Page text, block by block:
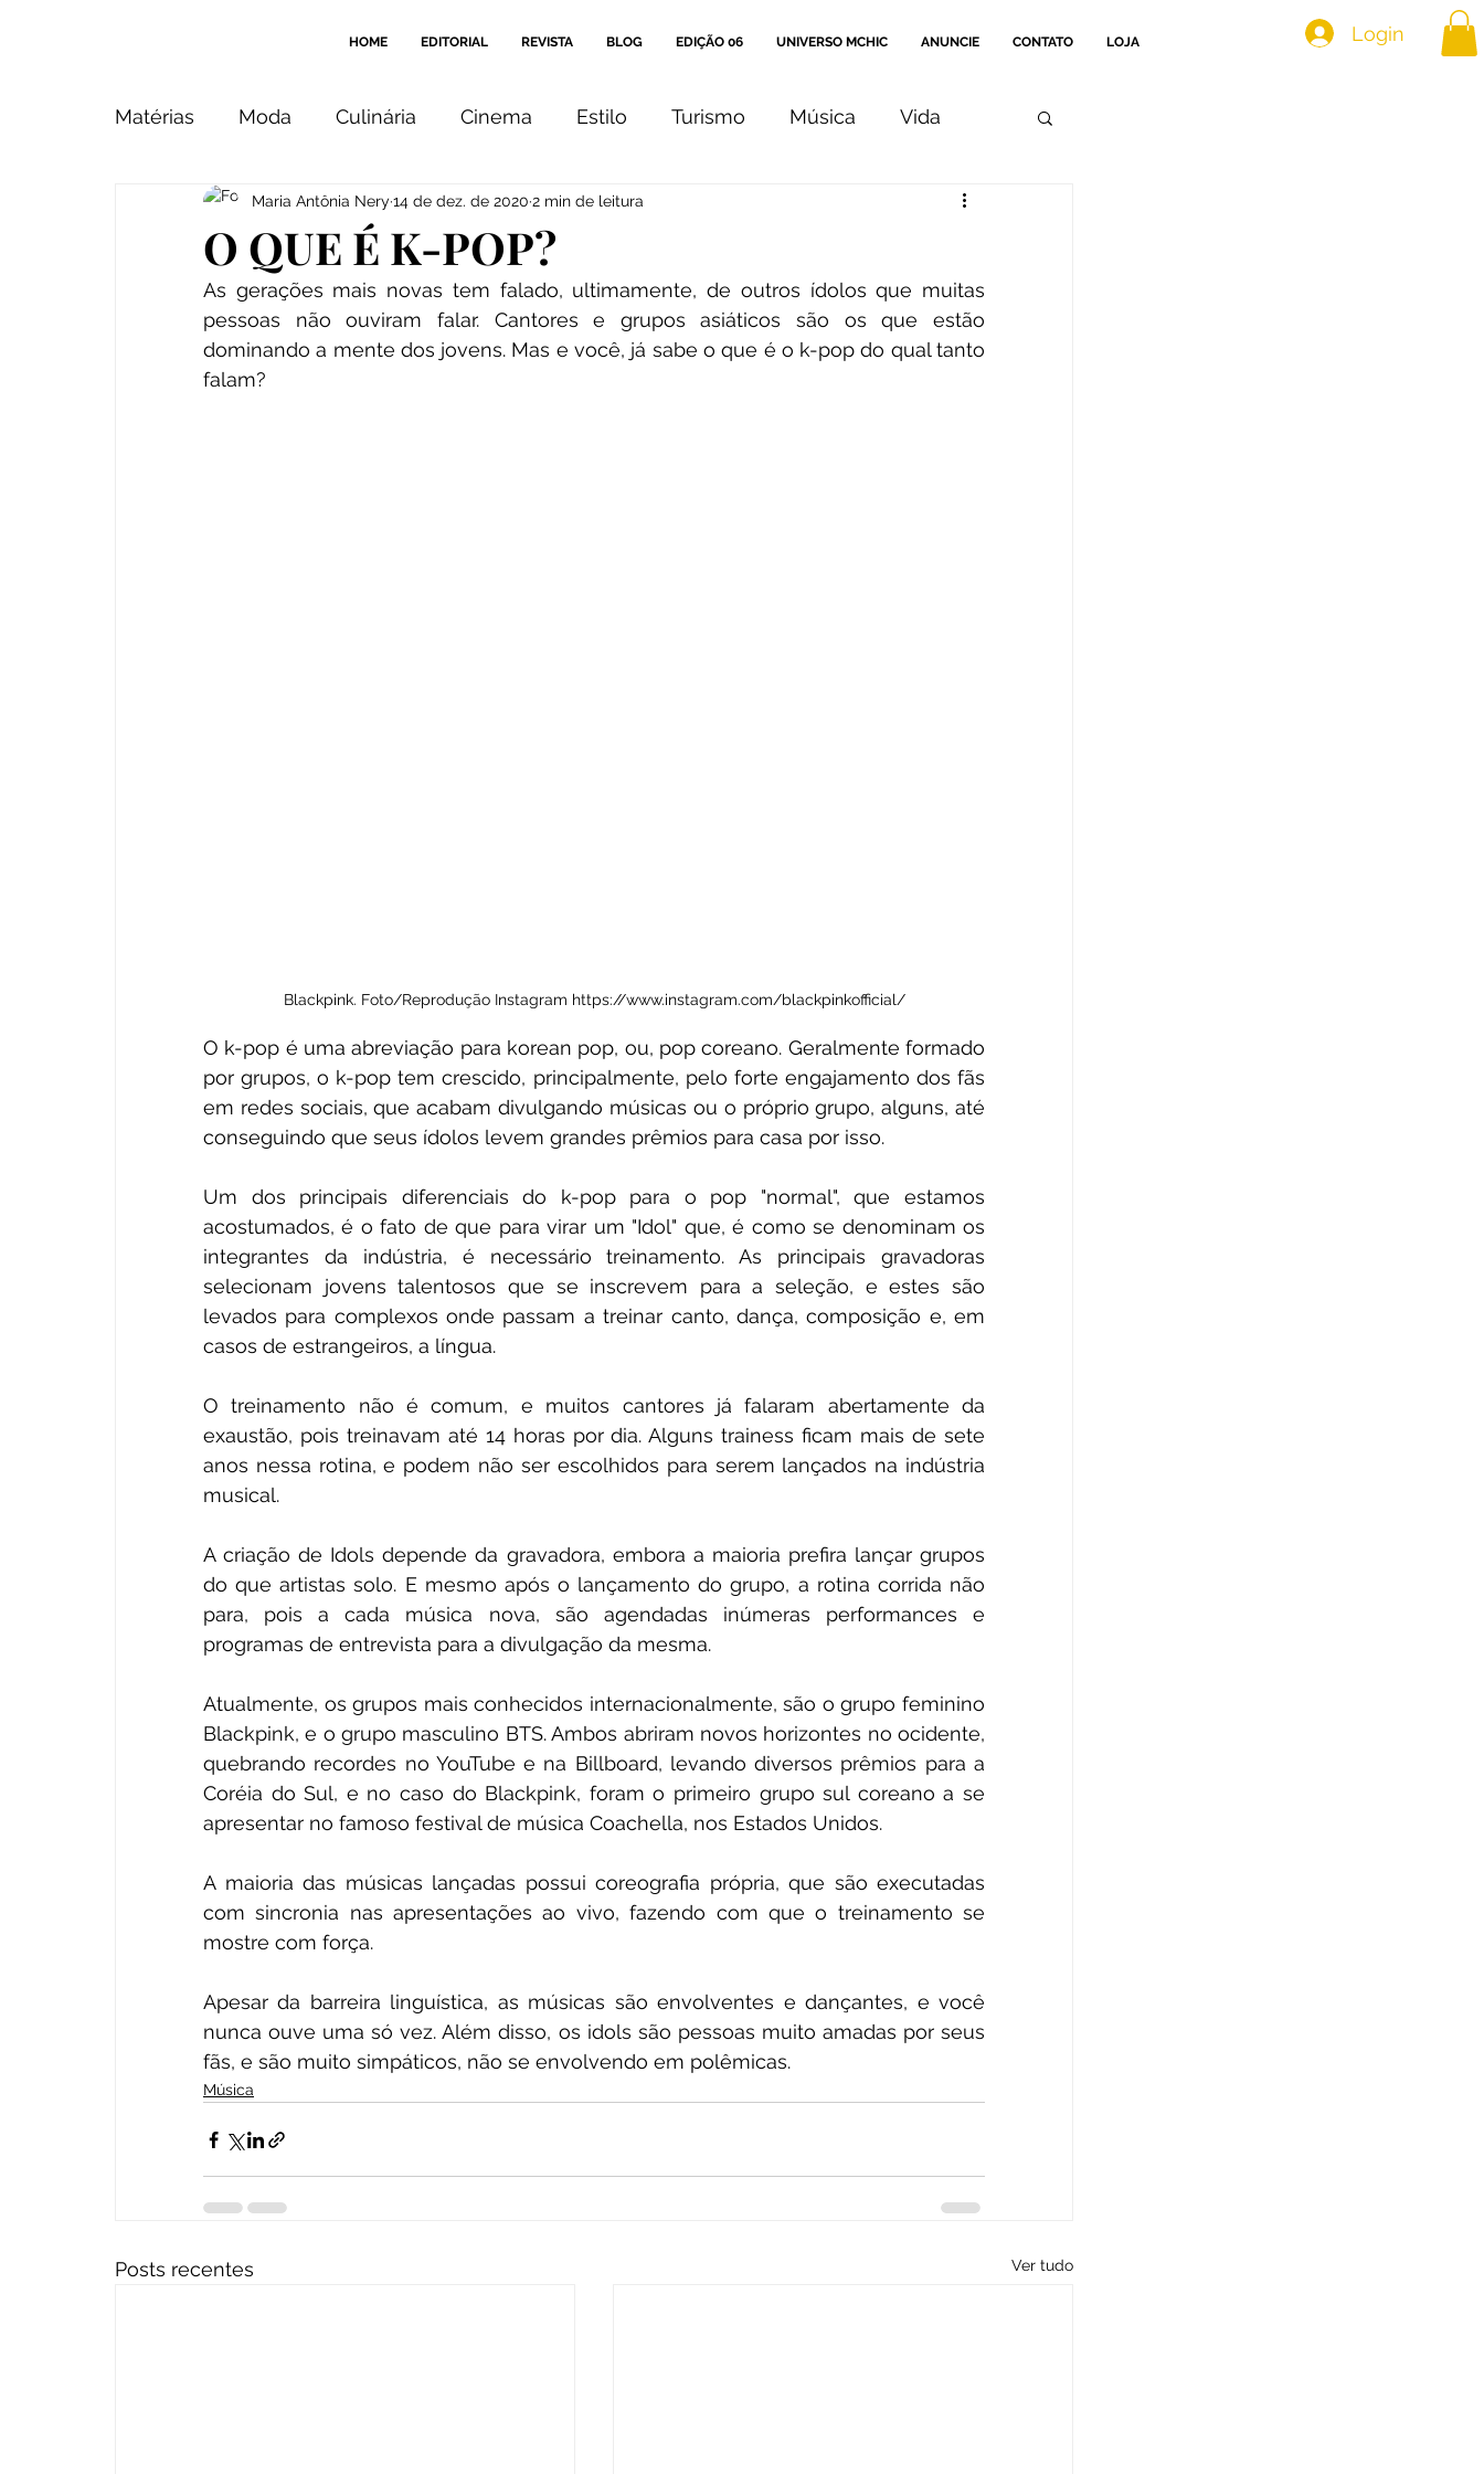
HOME EDITORIAL REVISTA BLOG EDIÇÃO 06 UNIVERSO MCHIC ANUNCIE CONTATO LOJA Login
Matérias Moda Culinária Cinema Estilo Turismo Música Vida
Imagem Beleza Design Arte Cultura Editorial
Cantos & Recantos Indicação Coluna Ensaio
O QUE É K-POP?
Maria Antônia Nery 14 de dez. de 2020 2 min de leitura
As gerações mais novas tem falado, ultimamente, de outros ídolos que muitas
pessoas não ouviram falar. Cantores e grupos asiáticos são os que estão
dominando a mente dos jovens. Mas e você, já sabe o que é o k-pop do qual tanto
falam?
Blackpink. Foto/Reprodução Instagram https://www.instagram.com/blackpinkofficial/
O k-pop é uma abreviação para korean pop, ou, pop coreano. Geralmente formado
por grupos, o k-pop tem crescido, principalmente, pelo forte engajamento dos fãs
em redes sociais, que acabam divulgando músicas ou o próprio grupo, alguns, até
conseguindo que seus ídolos levem grandes prêmios para casa por isso.
Um dos principais diferenciais do k-pop para o pop "normal", que estamos
acostumados, é o fato de que para virar um "Idol" que, é como se denominam os
integrantes da indústria, é necessário treinamento. As principais gravadoras
selecionam jovens talentosos que se inscrevem para a seleção, e estes são
levados para complexos onde passam a treinar canto, dança, composição e, em
casos de estrangeiros, a língua.
O treinamento não é comum, e muitos cantores já falaram abertamente da
exaustão, pois treinavam até 14 horas por dia. Alguns trainess ficam mais de sete
anos nessa rotina, e podem não ser escolhidos para serem lançados na indústria
musical.
A criação de Idols depende da gravadora, embora a maioria prefira lançar grupos
do que artistas solo. E mesmo após o lançamento do grupo, a rotina corrida não
para, pois a cada música nova, são agendadas inúmeras performances e
programas de entrevista para a divulgação da mesma.
Atualmente, os grupos mais conhecidos internacionalmente, são o grupo feminino
Blackpink, e o grupo masculino BTS. Ambos abriram novos horizontes no ocidente,
quebrando recordes no YouTube e na Billboard, levando diversos prêmios para a
Coréia do Sul, e no caso do Blackpink, foram o primeiro grupo sul coreano a se
apresentar no famoso festival de música Coachella, nos Estados Unidos.
A maioria das músicas lançadas possui coreografia própria, que são executadas
com sincronia nas apresentações ao vivo, fazendo com que o treinamento se
mostre com força.
Apesar da barreira linguística, as músicas são envolventes e dançantes, e você
nunca ouve uma só vez. Além disso, os idols são pessoas muito amadas por seus
fãs, e são muito simpáticos, não se envolvendo em polêmicas.
Música
Posts recentes Ver tudo